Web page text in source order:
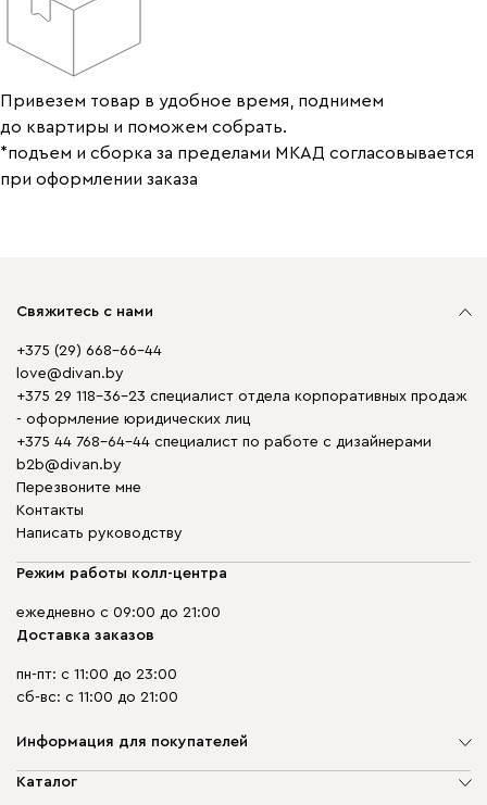
Привезем товар в удобное время, поднимем
до квартиры и поможем собрать.
*подъем и сборка за пределами МКАД согласовывается
при оформлении заказа
Свяжитесь с нами
+375 (29) 668-66-44
love@divan.by
+375 29 118-36-23 специалист отдела корпоративных продаж
- оформление юридических лиц
+375 44 768-64-44 специалист по работе с дизайнерами
b2b@divan.by
Перезвоните мне
Контакты
Написать руководству
Режим работы колл-центра
ежедневно с 09:00 до 21:00
Доставка заказов
пн-пт: с 11:00 до 23:00
сб-вс: с 11:00 до 21:00
Информация для покупателей
О компании
Каталог